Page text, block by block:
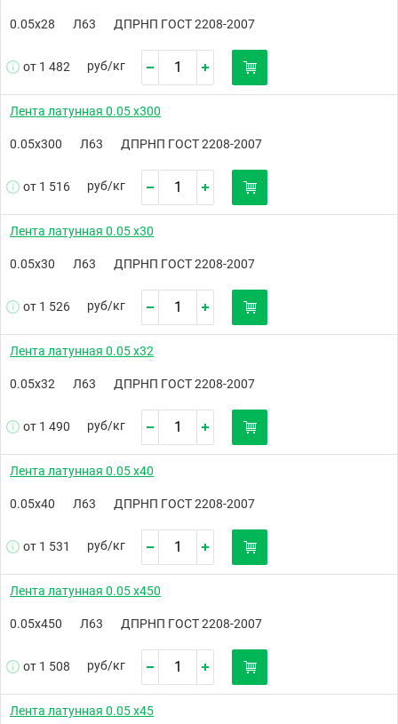
0.05х28 Л63 ДПРНП ГОСТ 2208-2007
от 1 482 руб/кг
Лента латунная 0.05 х300
0.05х300 Л63 ДПРНП ГОСТ 2208-2007
от 1 516 руб/кг
Лента латунная 0.05 х30
0.05х30 Л63 ДПРНП ГОСТ 2208-2007
от 1 526 руб/кг
Лента латунная 0.05 х32
0.05х32 Л63 ДПРНП ГОСТ 2208-2007
от 1 490 руб/кг
Лента латунная 0.05 х40
0.05х40 Л63 ДПРНП ГОСТ 2208-2007
от 1 531 руб/кг
Лента латунная 0.05 х450
0.05х450 Л63 ДПРНП ГОСТ 2208-2007
от 1 508 руб/кг
Лента латунная 0.05 х45